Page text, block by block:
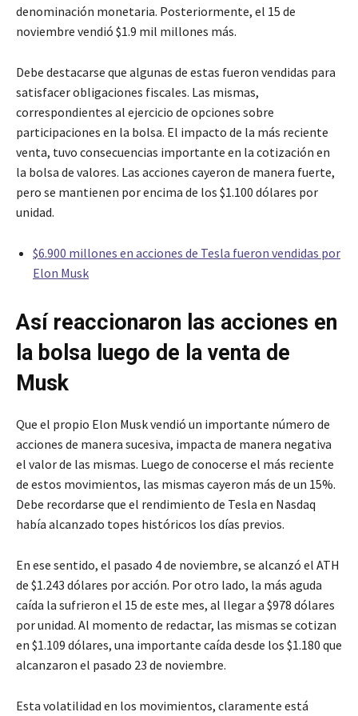
denominación monetaria. Posteriormente, el 15 de
noviembre vendió $1.9 mil millones más.
Debe destacarse que algunas de estas fueron vendidas para
satisfacer obligaciones fiscales. Las mismas,
correspondientes al ejercicio de opciones sobre
participaciones en la bolsa. El impacto de la más reciente
venta, tuvo consecuencias importante en la cotización en
la bolsa de valores. Las acciones cayeron de manera fuerte,
pero se mantienen por encima de los $1.100 dólares por
unidad.
$6.900 millones en acciones de Tesla fueron vendidas por
Elon Musk
Así reaccionaron las acciones en
la bolsa luego de la venta de
Musk
Que el propio Elon Musk vendió un importante número de
acciones de manera sucesiva, impacta de manera negativa
el valor de las mismas. Luego de conocerse el más reciente
de estos movimientos, las mismas cayeron más de un 15%.
Debe recordarse que el rendimiento de Tesla en Nasdaq
había alcanzado topes históricos los días previos.
En ese sentido, el pasado 4 de noviembre, se alcanzó el ATH
de $1.243 dólares por acción. Por otro lado, la más aguda
caída la sufrieron el 15 de este mes, al llegar a $978 dólares
por unidad. Al momento de redactar, las mismas se cotizan
en $1.109 dólares, una importante caída desde los $1.180 que
alcanzaron el pasado 23 de noviembre.
Esta volatilidad en los movimientos, claramente está